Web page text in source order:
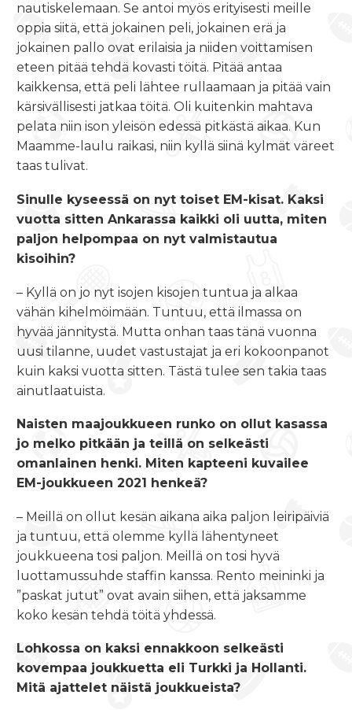
nautiskelemaan. Se antoi myös erityisesti meille
oppia siitä, että jokainen peli, jokainen erä ja
jokainen pallo ovat erilaisia ja niiden voittamisen
eteen pitää tehdä kovasti töitä. Pitää antaa
kaikkensa, että peli lähtee rullaamaan ja pitää vain
kärsivällisesti jatkaa töitä. Oli kuitenkin mahtava
pelata niin ison yleisön edessä pitkästä aikaa. Kun
Maamme-laulu raikasi, niin kyllä siinä kylmät väreet
taas tulivat.
Sinulle kyseessä on nyt toiset EM-kisat. Kaksi
vuotta sitten Ankarassa kaikki oli uutta, miten
paljon helpompaa on nyt valmistautua
kisoihin?
– Kyllä on jo nyt isojen kisojen tuntua ja alkaa
vähän kihelmöimään. Tuntuu, että ilmassa on
hyvää jännitystä. Mutta onhan taas tänä vuonna
uusi tilanne, uudet vastustajat ja eri kokoonpanot
kuin kaksi vuotta sitten. Tästä tulee sen takia taas
ainutlaatuista.
Naisten maajoukkueen runko on ollut kasassa
jo melko pitkään ja teillä on selkeästi
omanlainen henki. Miten kapteeni kuvailee
EM-joukkueen 2021 henkeä?
– Meillä on ollut kesän aikana aika paljon leiripäiviä
ja tuntuu, että olemme kyllä lähentyneet
joukkueena tosi paljon. Meillä on tosi hyvä
luottamussuhde staffin kanssa. Rento meininki ja
”paskat jutut” ovat avain siihen, että jaksamme
koko kesän tehdä töitä yhdessä.
Lohkossa on kaksi ennakkoon selkeästi
kovempaa joukkuetta eli Turkki ja Hollanti.
Mitä ajattelet näistä joukkueista?